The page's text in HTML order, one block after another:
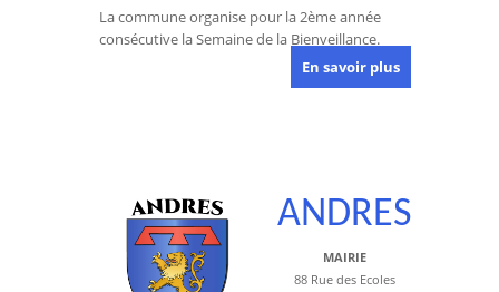
La commune organise pour la 2ème année
consécutive la Semaine de la Bienveillance.
En savoir plus
ANDRES
MAIRIE
88 Rue des Ecoles